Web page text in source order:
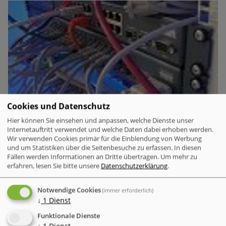
Microsoft weiterhin unangefochten an der Spitze – KI-
Mit einem Anteil von 23 Prozent aller registrierten Angriffe
Marken-Imitationen. Der IT-Konzern verzeichnet damit fast
Cookies und Datenschutz
Hier können Sie einsehen und anpassen, welche Dienste unser
Internetauftritt verwendet und welche Daten dabei erhoben werden.
Wir verwenden Cookies primär für die Einblendung von Werbung
und um Statistiken über die Seitenbesuche zu erfassen. In diesen
Fällen werden Informationen an Dritte übertragen. Um mehr zu
erfahren, lesen Sie bitte unsere Datenschutzerklärung.
Notwendige Cookies(immer erforderlich)
↓ 1 Dienst
Funktionale Dienste